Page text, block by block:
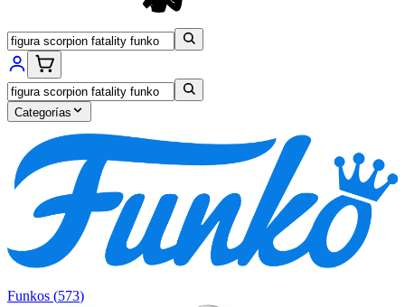
Categorías
Funkos (573)